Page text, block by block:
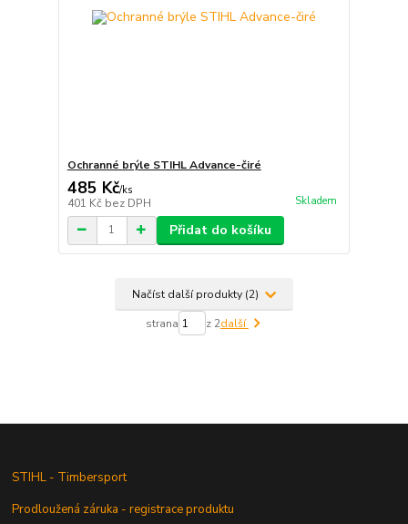
Ochranné brýle STIHL Advance-čiré
485 Kč/ks
401 Kč bez DPH Skladem
Přidat do košíku
Načíst další produkty (2)
strana z 2další
STIHL - Timbersport
Prodloužená záruka - registrace produktu